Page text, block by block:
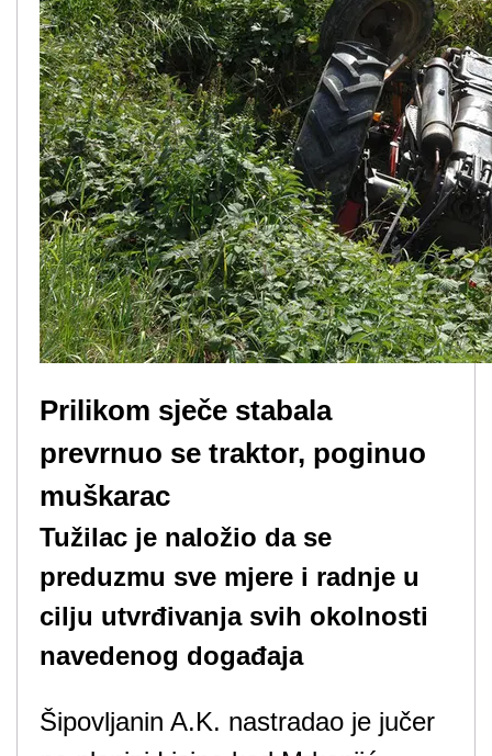
Prilikom sječe stabala
prevrnuo se traktor, poginuo
muškarac
Tužilac je naložio da se
preduzmu sve mjere i radnje u
cilju utvrđivanja svih okolnosti
navedenog događaja
Šipovljanin A.K. nastradao je jučer